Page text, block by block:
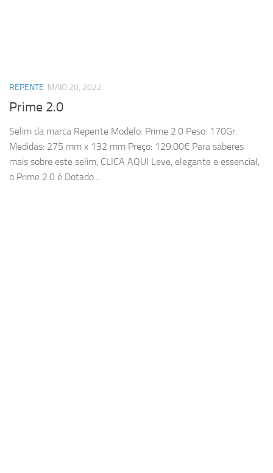
REPENTE MAIO 20, 2022
Prime 2.0
Selim da marca Repente Modelo: Prime 2.0 Peso: 170Gr.
Medidas: 275 mm x 132 mm Preço: 129.00€ Para saberes
mais sobre este selim, CLICA AQUI Leve, elegante e essencial,
o Prime 2.0 é Dotado...